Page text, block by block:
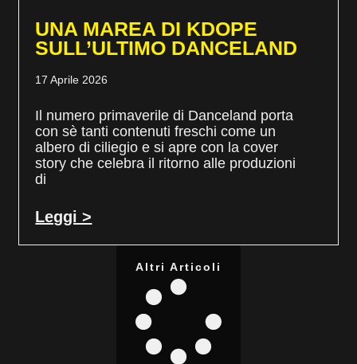
UNA MAREA DI KDOPE
SULL’ULTIMO DANCELAND
17 Aprile 2026
Il numero primaverile di Danceland porta
con sè tanti contenuti freschi come un
albero di ciliegio e si apre con la cover
story che celebra il ritorno alle produzioni
di
Leggi >
Altri Articoli